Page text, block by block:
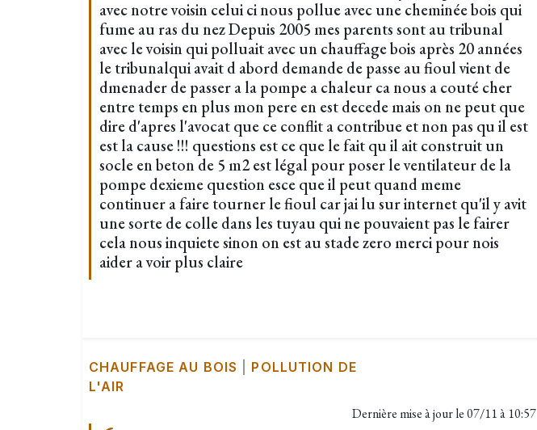
avec notre voisin celui ci nous pollue avec une cheminée bois qui
fume au ras du nez Depuis 2005 mes parents sont au tribunal
avec le voisin qui polluait avec un chauffage bois après 20 années
le tribunalqui avait d abord demande de passe au fioul vient de
dmenader de passer a la pompe a chaleur ca nous a couté cher
entre temps en plus mon pere en est decede mais on ne peut que
dire d'apres l'avocat que ce conflit a contribue et non pas qu il est
est la cause !!! questions est ce que le fait qu il ait construit un
socle en beton de 5 m2 est légal pour poser le ventilateur de la
pompe dexieme question esce que il peut quand meme
continuer a faire tourner le fioul car jai lu sur internet qu'il y avit
une sorte de colle dans les tuyau qui ne pouvaient pas le fairer
cela nous inquiete sinon on est au stade zero merci pour nois
aider a voir plus claire
CHAUFFAGE AU BOIS
POLLUTION DE
L'AIR
Dernière mise à jour le07/11 à 10:57